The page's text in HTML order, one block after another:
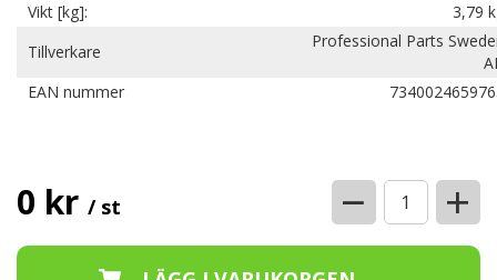
Vikt [kg]:
3,79
Tillverkare
Professional Parts
EAN nummer
0 kr / st − +